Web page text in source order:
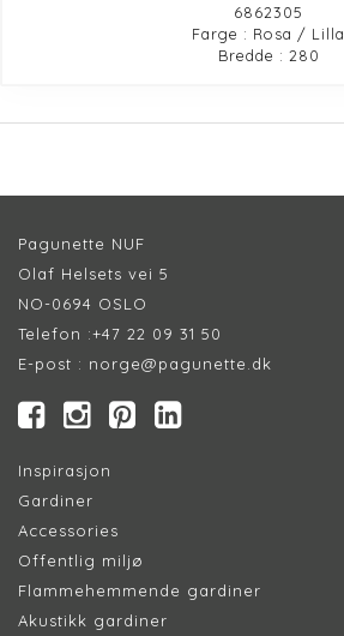
6862305
Farge : Rosa / Lilla
Bredde : 280
Pagunette NUF
Olaf Helsets vei 5
NO-0694 OSLO
Telefon :+47 22 09 31 50
E-post : norge@pagunette.dk
Inspirasjon
Gardiner
Accessories
Offentlig miljø
Flammehemmende gardiner
Akustikk gardiner